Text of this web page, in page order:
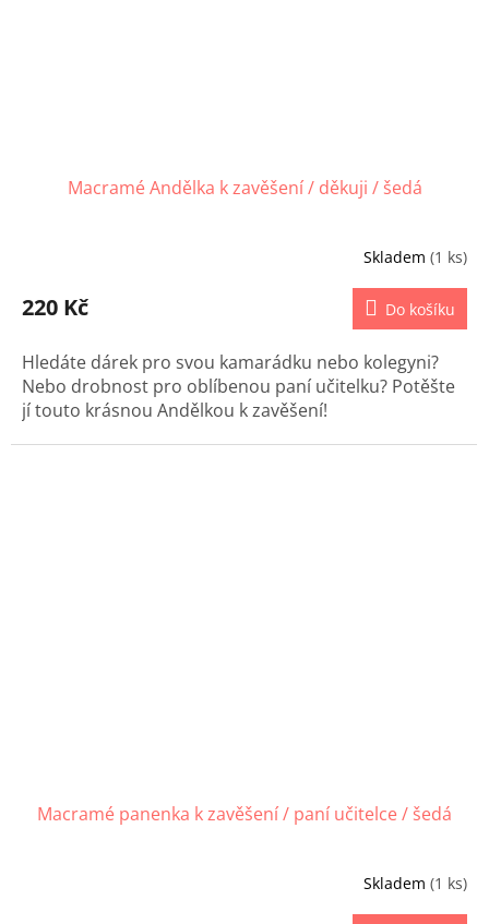
Macramé Andělka k zavěšení / děkuji / šedá
Skladem (1 ks)
220 Kč Do košíku
Hledáte dárek pro svou kamarádku nebo kolegyni?
Nebo drobnost pro oblíbenou paní učitelku? Potěšte
jí touto krásnou Andělkou k zavěšení!
Macramé panenka k zavěšení / paní učitelce / šedá
Skladem (1 ks)